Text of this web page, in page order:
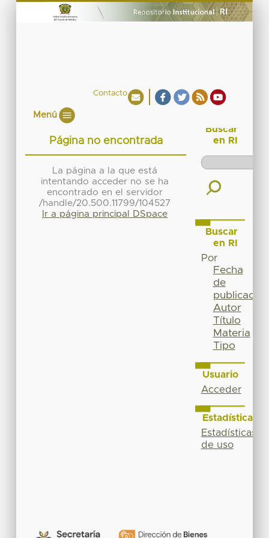
Contacto
Menú
Página no encontrada
La página a la que está
intentando acceder no se ha
encontrado en el servidor
/handle/20.500.11799/104527
Ir a página principal DSpace
Buscar
en RI
Buscar
en RI
Por
Fecha
de
publicación
Autor
Título
Materia
Tipo
Usuario
Acceder
Estadísticas
Estadísticas
de uso